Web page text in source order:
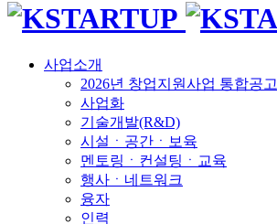
사업소개
2026년 창업지원사업 통합공고
사업화
기술개발(R&D)
시설ㆍ공간ㆍ보육
멘토링ㆍ컨설팅ㆍ교육
행사ㆍ네트워크
융자
인력